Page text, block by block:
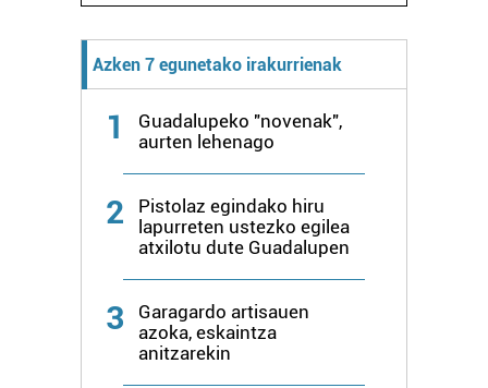
Azken 7 egunetako irakurrienak
1
Guadalupeko "novenak",
aurten lehenago
2
Pistolaz egindako hiru
lapurreten ustezko egilea
atxilotu dute Guadalupen
3
Garagardo artisauen
azoka, eskaintza
anitzarekin